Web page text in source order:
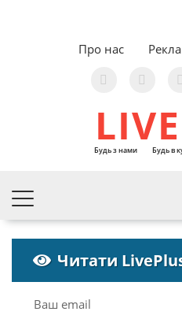
Про нас
LIVE
Будь з нами Будь в
Читати